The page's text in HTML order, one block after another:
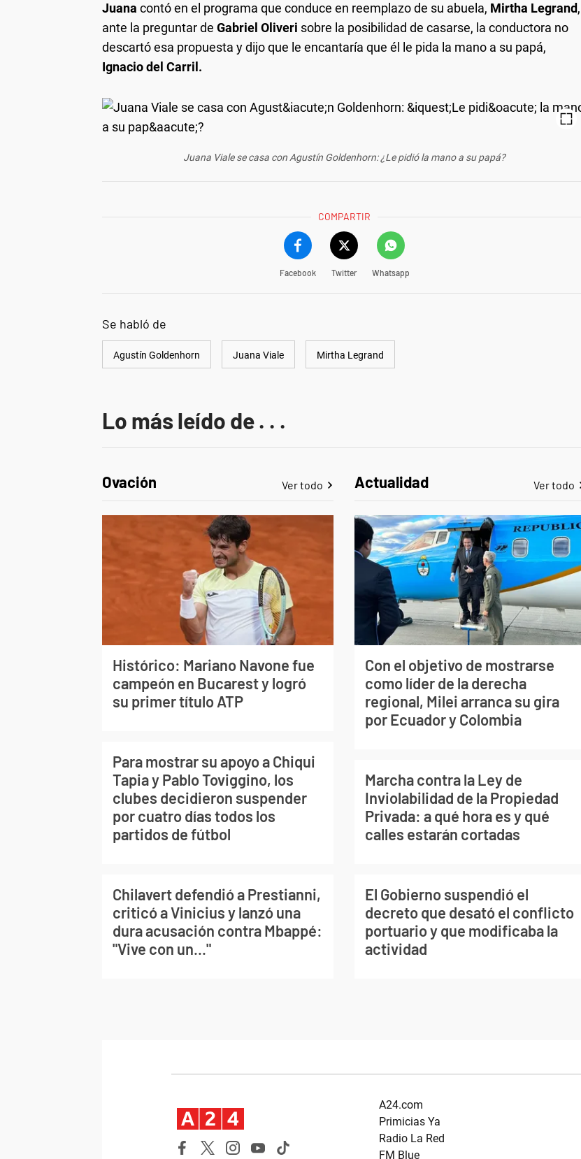
Juana contó en el programa que conduce en reemplazo de su abuela, Mirtha Legrand,
ante la preguntar de Gabriel Oliveri sobre la posibilidad de casarse, la conductora no
descartó esa propuesta y dijo que le encantaría que él le pida la mano a su papá,
Ignacio del Carril.
Juana Viale se casa con Agustín Goldenhorn: ¿Le pidió la mano a su papá?
COMPARTIR
Facebook Twitter Whatsapp
Se habló de
Agustín Goldenhorn Juana Viale Mirtha Legrand
Lo más leído de . . .
Ovación Ver todo
Histórico: Mariano Navone fue
campeón en Bucarest y logró
su primer título ATP
Para mostrar su apoyo a Chiqui
Tapia y Pablo Toviggino, los
clubes decidieron suspender
por cuatro días todos los
partidos de fútbol
Chilavert defendió a Prestianni,
criticó a Vinicius y lanzó una
dura acusación contra Mbappé:
"Vive con un..."
Actualidad Ver todo
Con el objetivo de mostrarse
como líder de la derecha
regional, Milei arranca su gira
por Ecuador y Colombia
Marcha contra la Ley de
Inviolabilidad de la Propiedad
Privada: a qué hora es y qué
calles estarán cortadas
El Gobierno suspendió el
decreto que desató el conflicto
portuario y que modificaba la
actividad
A24.com
Primicias Ya
Radio La Red
FM Blue